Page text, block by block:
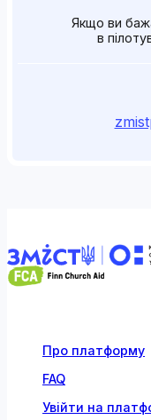
Якщо ви
в
Про платформу
FAQ
Увійти на